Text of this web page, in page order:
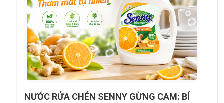
NƯỚC RỬA CHÉN SENNY GỪNG CAM: BÍ